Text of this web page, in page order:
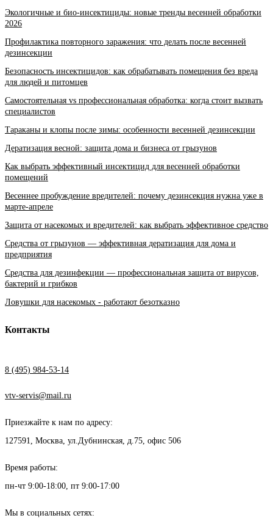
Экологичные и био-инсектициды: новые тренды весенней обработки
2026
Профилактика повторного заражения: что делать после весенней
дезинсекции
Безопасность инсектицидов: как обрабатывать помещения без вреда
для людей и питомцев
Самостоятельная vs профессиональная обработка: когда стоит вызвать
специалистов
Тараканы и клопы после зимы: особенности весенней дезинсекции
Дератизация весной: защита дома и бизнеса от грызунов
Как выбрать эффективный инсектицид для весенней обработки
помещений
Весеннее пробуждение вредителей: почему дезинсекция нужна уже в
марте-апреле
Защита от насекомых и вредителей: как выбрать эффективное средство
Средства от грызунов — эффективная дератизация для дома и
предприятия
Средства для дезинфекции — профессиональная защита от вирусов,
бактерий и грибков
Ловушки для насекомых - работают безотказно
Контакты
8 (495) 984-53-14
vtv-servis@mail.ru
Приезжайте к нам по адресу:
127591, Москва, ул.Дубнинская, д.75, офис 506
Время работы:
пн-чт 9:00-18:00, пт 9:00-17:00
Мы в социальных сетях: